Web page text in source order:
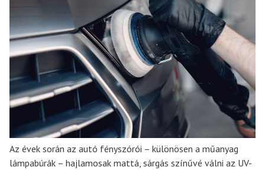
Az évek során az autó fényszórói – különösen a műanyag
lámpabúrák – hajlamosak mattá, sárgás színűvé válni az UV-